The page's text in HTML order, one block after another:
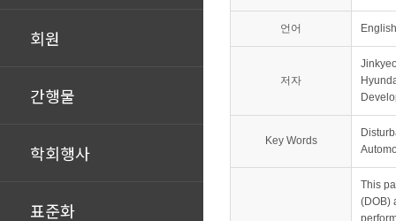
회원
간행물
학회행사
표준화
언어 English
저자
Key Words
This
(DOB)